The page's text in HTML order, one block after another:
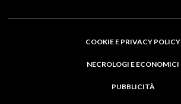
COOKIE E PRIVACY POLICY
NECROLOGI E ECONOMICI
PUBBLICITÀ